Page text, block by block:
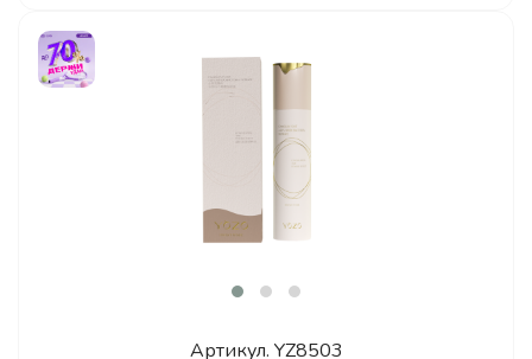
Артикул. YZ8503